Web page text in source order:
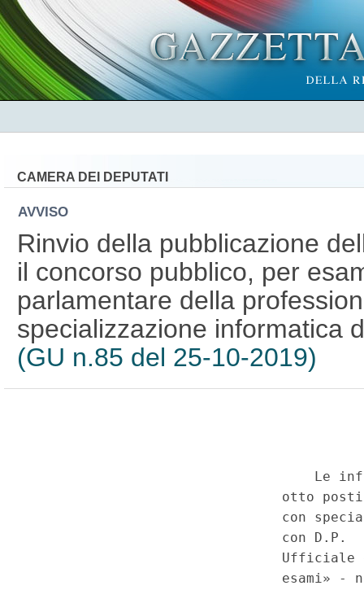
CAMERA DEI DEPUTATI
AVVISO
Rinvio della pubblicazione
il concorso pubblico, per
parlamentare della
specializzazione informatica
(GU n.85 del 25-10-2019)